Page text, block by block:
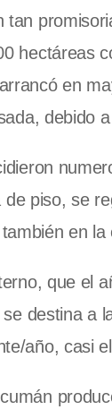
hectáreas
arrancó en
debido
piso, se
en
que el
destina a
año, casi